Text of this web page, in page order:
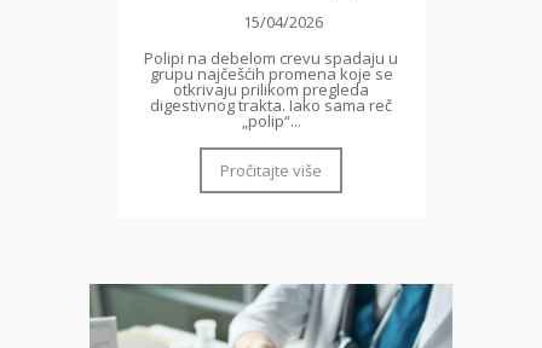
15/04/2026
Polipi na debelom crevu spadaju u
grupu najčešćih promena koje se
otkrivaju prilikom pregleda
digestivnog trakta. Iako sama reč
„polip“...
Pročitajte više